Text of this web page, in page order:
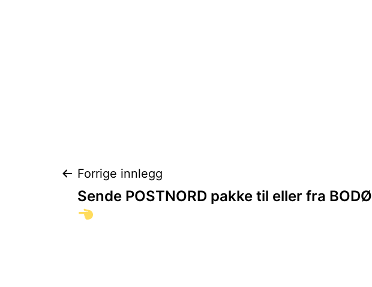
Innleggsnavigasjon
Forrige innlegg
Sende POSTNORD pakke til eller fra BODØ